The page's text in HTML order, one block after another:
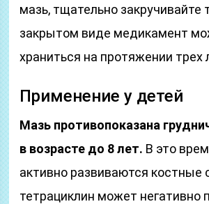
мазь, тщательно закручивайте
закрытом виде медикамент
храниться на протяжении трех
Применение у детей
Мазь противопоказана
в возрасте до 8 лет. В это
активно развиваются костные
тетрациклин может негативно